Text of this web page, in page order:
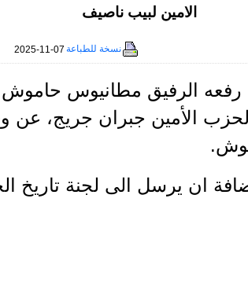
الامين لبيب ناصيف
نسخة للطباعة 2025-11-07
الحزب الأمين جبران جريج، عن
ان يرسل الى لجنة تاريخ